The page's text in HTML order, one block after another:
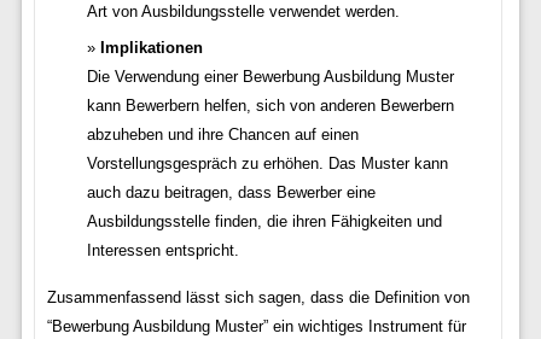
Art von Ausbildungsstelle verwendet werden.
Implikationen
Die Verwendung einer Bewerbung Ausbildung Muster
kann Bewerbern helfen, sich von anderen Bewerbern
abzuheben und ihre Chancen auf einen
Vorstellungsgespräch zu erhöhen. Das Muster kann
auch dazu beitragen, dass Bewerber eine
Ausbildungsstelle finden, die ihren Fähigkeiten und
Interessen entspricht.
Zusammenfassend lässt sich sagen, dass die Definition von
“Bewerbung Ausbildung Muster” ein wichtiges Instrument für